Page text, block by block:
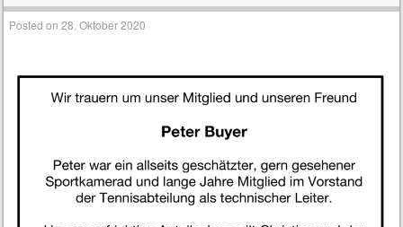
Posted on28. Oktober 2020